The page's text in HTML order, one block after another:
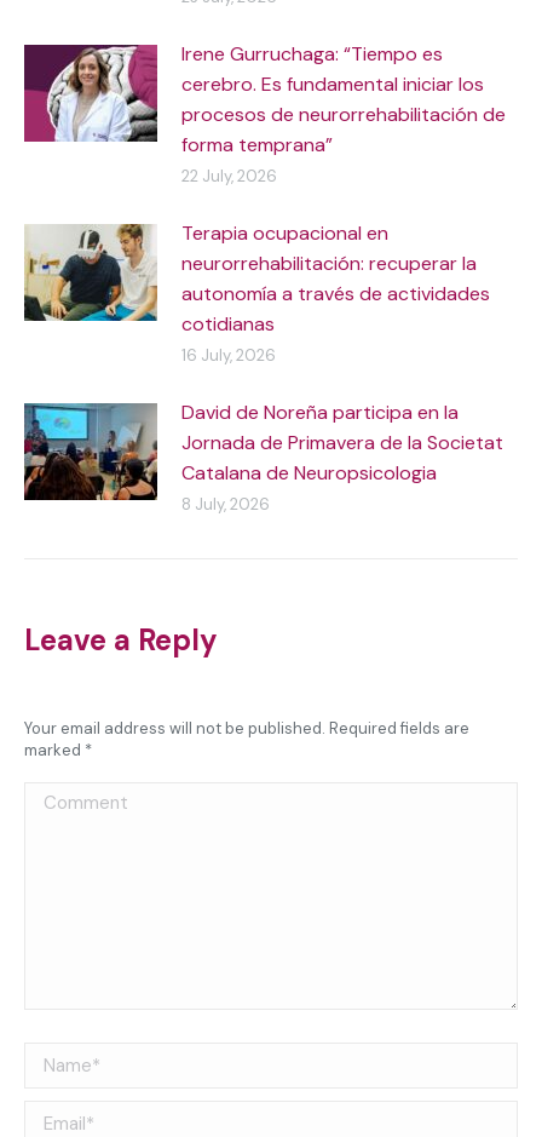
Irene Gurruchaga: “Tiempo es
cerebro. Es fundamental iniciar los
procesos de neurorrehabilitación de
forma temprana”
22 July, 2026
Terapia ocupacional en
neurorrehabilitación: recuperar la
autonomía a través de actividades
cotidianas
16 July, 2026
David de Noreña participa en la
Jornada de Primavera de la Societat
Catalana de Neuropsicologia
8 July, 2026
Leave a Reply
Your email address will not be published. Required fields are
marked *
Comment
Name *
Email *